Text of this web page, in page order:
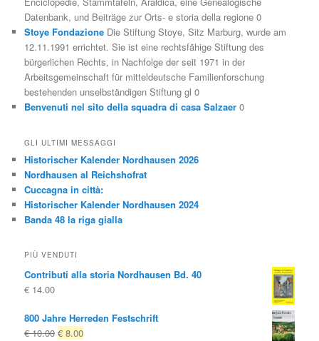
Datenbank, und Beiträge zur Orts- e storia della regione 0
Stoye Fondazione Die Stiftung Stoye, Sitz Marburg, wurde am
12.11.1991 errichtet. Sie ist eine rechtsfähige Stiftung des
bürgerlichen Rechts, in Nachfolge der seit 1971 in der
Arbeitsgemeinschaft für mitteldeutsche Familienforschung
bestehenden unselbständigen Stiftung gl 0
Benvenuti nel sito della squadra di casa Salzaer 0
GLI ULTIMI MESSAGGI
Historischer Kalender Nordhausen 2026
Nordhausen al Reichshofrat
Cuccagna in città:
Historischer Kalender Nordhausen 2024
Banda 48 la riga gialla
PIÙ VENDUTI
Contributi alla storia Nordhausen Bd. 40
€ 14.00
800 Jahre Herreden Festschrift
€10.00 Il
€ 8.00Il